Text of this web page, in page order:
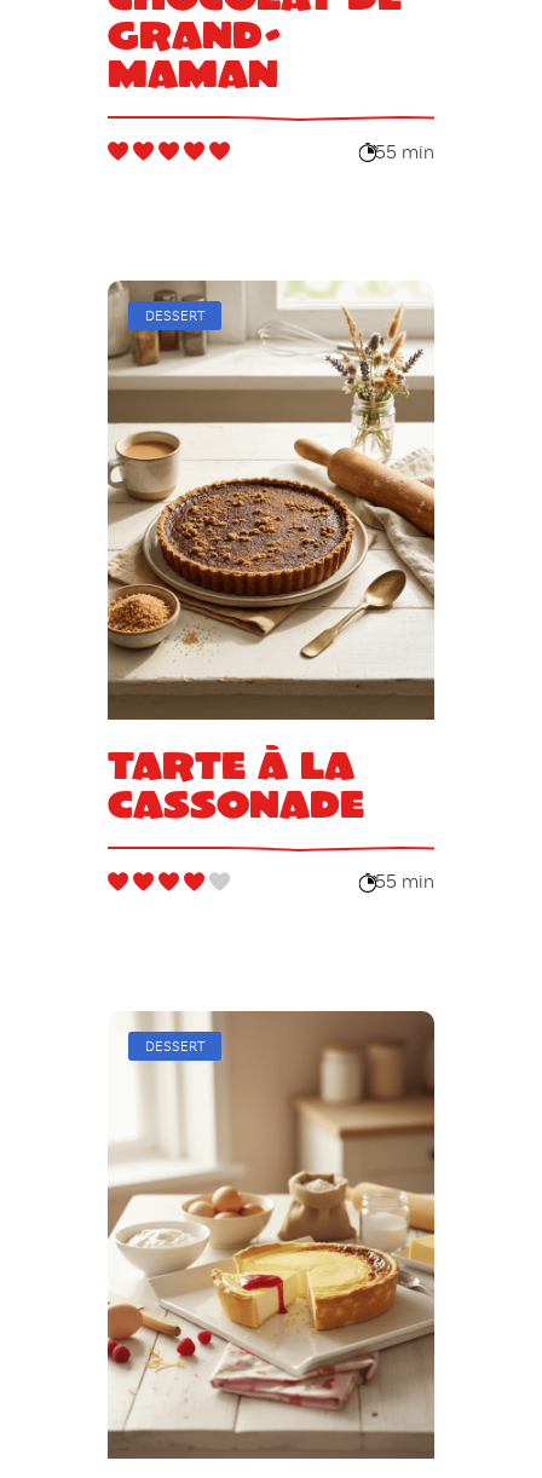
grand-
maman
55 min
DESSERT
Tarte à la
cassonade
55 min
DESSERT